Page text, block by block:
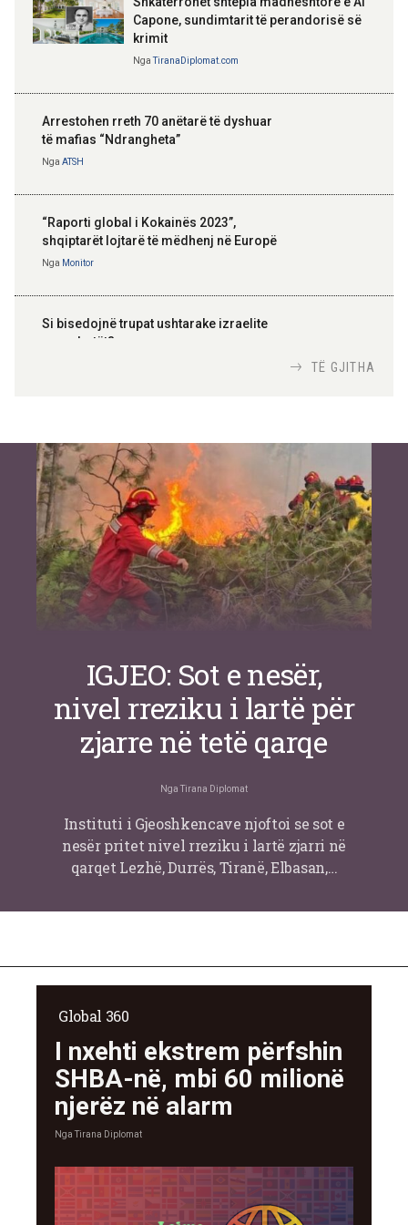
Capone, sundimtarit të perandorisë së
krimit
NgaTiranaDiplomat.com
Arrestohen rreth 70 anëtarë të dyshuar
të mafias “Ndrangheta”
Nga ATSH
“Raporti global i Kokainës 2023”,
shqiptarët lojtarë të mëdhenj në Europë
Nga Monitor
Si bisedojnë trupat ushtarake izraelite
me robotët?
inteligjente izraelite
NgaOr Shalom
TË GJITHA
IGJEO: Sot e nesër,
nivel rreziku i lartë për
zjarre në tetë qarqe
Nga Tirana Diplomat
Instituti i Gjeoshkencave njoftoi se sot e
nesër pritet nivel rreziku i lartë zjarri në
qarqet Lezhë, Durrës, Tiranë, Elbasan,…
Global 360
I nxehti ekstrem përfshin
SHBA-në, mbi 60 milionë
njerëz në alarm
NgaTirana Diplomat